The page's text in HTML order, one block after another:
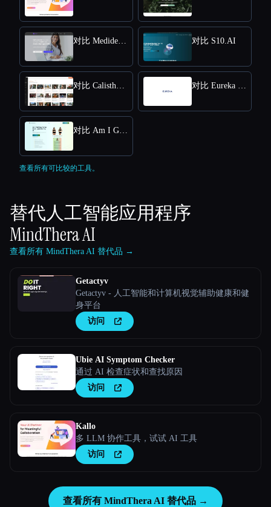
对比 Medidex Connect 对比 S10.AI
对比 Calisthenics Workout Plan 对比 Eureka Health
对比 Am I Getting Fatter Quiz
查看所有可比较的工具。
替代人工智能应用程序
MindThera AI
查看所有 MindThera AI 替代品 →
Getactyv
Getactyv - 人工智能和计算机视觉辅助健康和健
身平台
访问
Ubie AI Symptom Checker
通过 AI 检查症状和查找原因
访问
Kallo
多 LLM 协作工具，试试 AI 工具
访问
查看所有 MindThera AI 替代品 →